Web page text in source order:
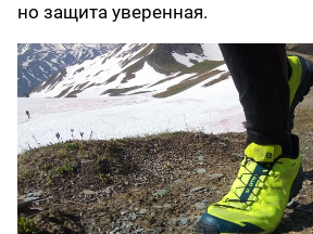
но защита уверенная.